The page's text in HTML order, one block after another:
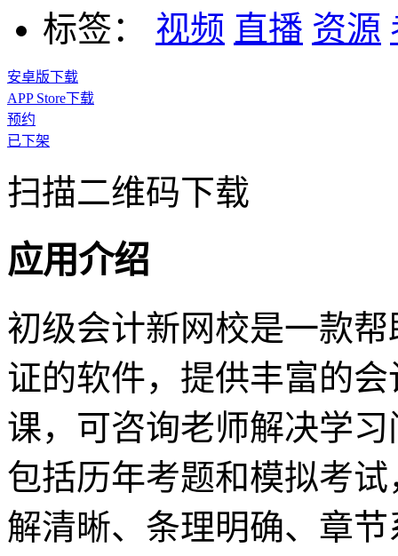
标签：
视频 直播 资源
安卓版下载
APP Store下载
预约
已下架
扫描二维码下载
应用介绍
初级会计新网校是一款
证的软件，提供丰富的会
课，可咨询老师解决学
包括历年考题和模拟考
解清晰、条理明确、章